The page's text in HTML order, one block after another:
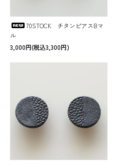
70STOCK チタンピアスBマ
ル
3,000円(税込3,300円)